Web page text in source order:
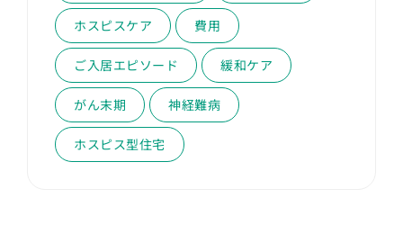
ホスピスケア 費用
ご入居エピソード 緩和ケア
がん末期 神経難病
ホスピス型住宅